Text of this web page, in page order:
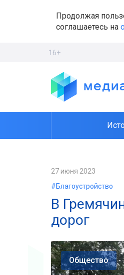
Продолжая
соглашаетесь на
16+
27 июня 2023
#Благоустройство
В
дорог
Общество